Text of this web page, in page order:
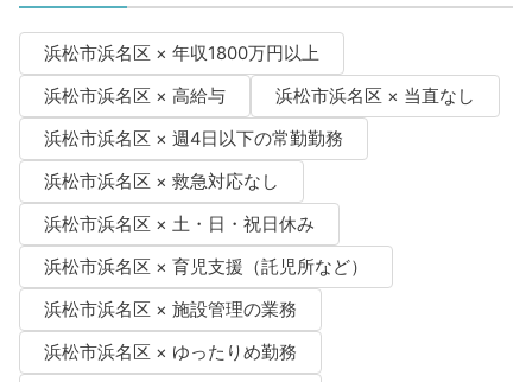
浜松市浜名区 × 年収1800万円以上
浜松市浜名区 × 高給与
浜松市浜名区 × 当直なし
浜松市浜名区 × 週4日以下の常勤勤務
浜松市浜名区 × 救急対応なし
浜松市浜名区 × 土・日・祝日休み
浜松市浜名区 × 育児支援（託児所など）
浜松市浜名区 × 施設管理の業務
浜松市浜名区 × ゆったりめ勤務